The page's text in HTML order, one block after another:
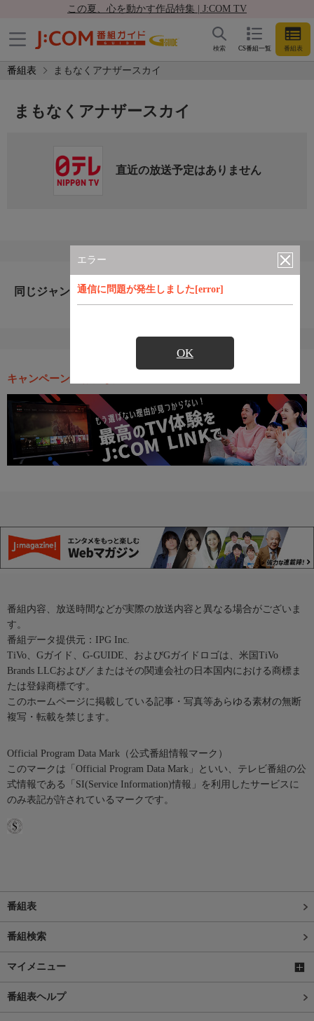
この夏、心を動かす作品特集 | J:COM TV
CS番組一覧 番組表
検索
番組表 まもなくアナザースカイ
エラー
通信に問題が発生しました[error]
OK
まもなくアナザースカイ
直近の放送予定はありません
同じジャンルのおすすめ番組
キャンペーン・お得な情報
番組内容、放送時間などが実際の放送内容と異なる場合がございま
す。
番組データ提供元：IPG Inc.
TiVo、Gガイド、G-GUIDE、およびGガイドロゴは、米国TiVo
Brands LLCおよび／またはその関連会社の日本国内における商標ま
たは登録商標です。
このホームページに掲載している記事・写真等あらゆる素材の無断
複写・転載を禁じます。
Official Program Data Mark（公式番組情報マーク）
このマークは「Official Program Data Mark」といい、テレビ番組の公
式情報である「SI(Service Information)情報」を利用したサービスに
のみ表記が許されているマークです。
番組表
番組検索
マイメニュー
番組表ヘルプ